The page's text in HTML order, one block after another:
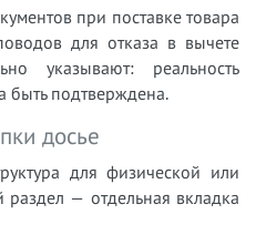
при поставке товара
для отказа в вычете
указывают: реальность
быть подтверждена.
досье
для физической или
— отдельная вкладка